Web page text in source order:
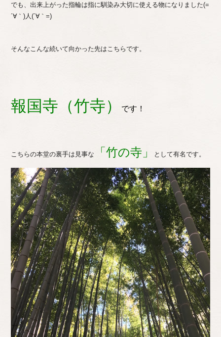
でも、出来上がった指輪は指に馴染み大切に使える物になりました(=
´∀｀)人(´∀｀=)
そんなこんな続いて向かった先はこちらです。
報国寺（竹寺） です！
こちらの本堂の裏手は見事な 「竹の寺」 として有名です。